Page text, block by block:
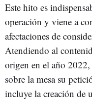
Este hito es
operación y viene a
afectaciones de
Atendiendo al
origen en el año
sobre la mesa su
incluye la creación de